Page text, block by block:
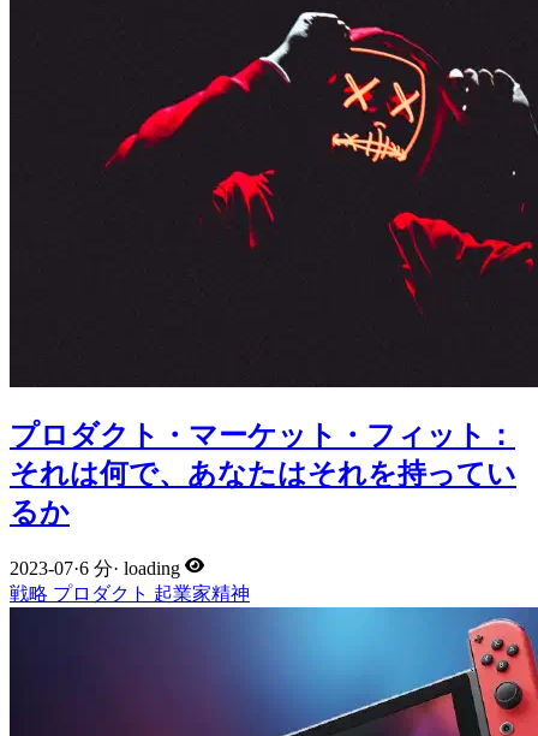
プロダクト・マーケット・フィット：
それは何で、あなたはそれを持ってい
るか
2023-07·6 分· loading
戦略 プロダクト 起業家精神